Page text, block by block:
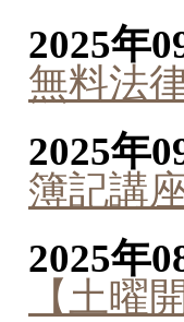
2025年
無料法
2025年
簿記講
2025年
【土曜